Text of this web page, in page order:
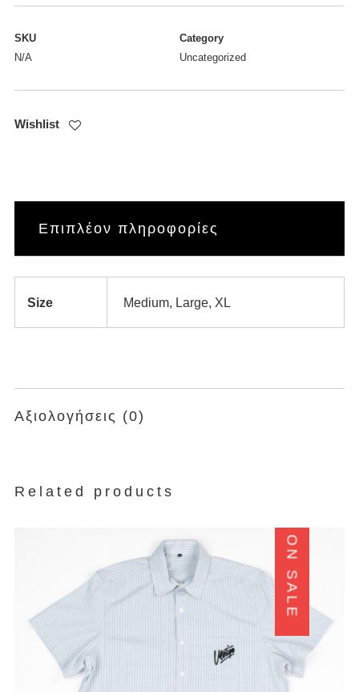
ποσότητα
SKU
N/A
Category
Uncategorized
Wishlist
Επιπλέον πληροφορίες
Size Medium, Large, XL
Αξιολογήσεις (0)
Related products
ON SALE